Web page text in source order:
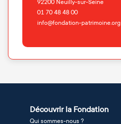
92200 Neuilly-sur-Seine
01 70 48 48 00
info@fondation-patrimoine.org
Découvrir la Fondation
Qui sommes-nous ?